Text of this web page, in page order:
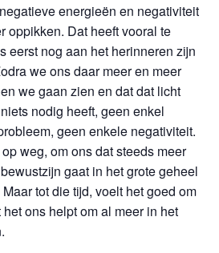
energieën en negativiteit
oppikken. Dat heeft vooral te
eerst nog aan het herinneren zijn
we ons daar meer en meer
we gaan zien en dat dat licht
nodig heeft, geen enkel
geen enkele negativiteit.
weg, om ons dat steeds meer
gaat in het grote geheel
tot die tijd, voelt het goed om
ons helpt om al meer in het